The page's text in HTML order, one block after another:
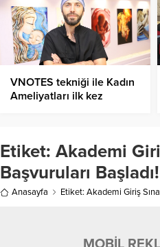
VNOTES tekniği ile Kadın
Ameliyatları ilk kez
Etiket: Akademi
Başvuruları Başladı!
Anasayfa Etiket: Akademi Giriş